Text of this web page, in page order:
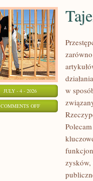
JULY - 4 - 2026
COMMENTS OFFON
TAJEMNICE
NIEWYJAŚNIONE
w
zysków,